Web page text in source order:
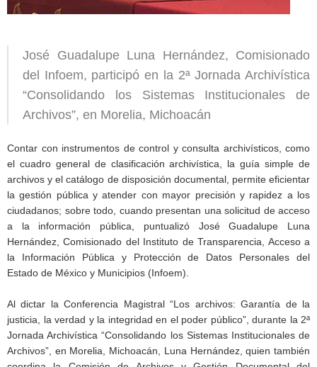
José Guadalupe Luna Hernández, Comisionado
del Infoem, participó en la 2ª Jornada Archivística
“Consolidando los Sistemas Institucionales de
Archivos”, en Morelia, Michoacán
Contar con instrumentos de control y consulta archivísticos, como
el cuadro general de clasificación archivística, la guía simple de
archivos y el catálogo de disposición documental, permite eficientar
la gestión pública y atender con mayor precisión y rapidez a los
ciudadanos; sobre todo, cuando presentan una solicitud de acceso
a la información pública, puntualizó José Guadalupe Luna
Hernández, Comisionado del Instituto de Transparencia, Acceso a
la Información Pública y Protección de Datos Personales del
Estado de México y Municipios (Infoem).
Al dictar la Conferencia Magistral “Los archivos: Garantía de la
justicia, la verdad y la integridad en el poder público”, durante la 2ª
Jornada Archivística “Consolidando los Sistemas Institucionales de
Archivos”, en Morelia, Michoacán, Luna Hernández, quien también